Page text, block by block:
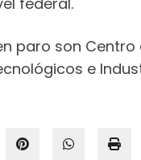
paro son
e